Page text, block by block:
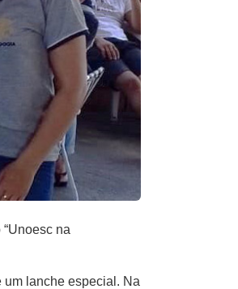
na
um lanche especial. Na